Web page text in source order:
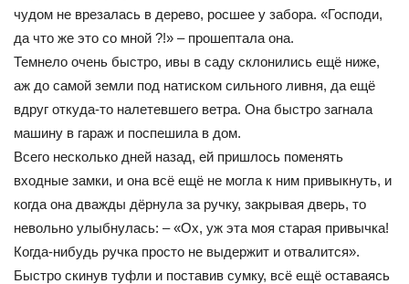
чудом не врезалась в дерево, росшее у забора. «Господи,
да что же это со мной ?!» – прошептала она.
Темнело очень быстро, ивы в саду склонились ещё ниже,
аж до самой земли под натиском сильного ливня, да ещё
вдруг откуда-то налетевшего ветра. Она быстро загнала
машину в гараж и поспешила в дом.
Всего несколько дней назад, ей пришлось поменять
входные замки, и она всё ещё не могла к ним привыкнуть, и
когда она дважды дёрнула за ручку, закрывая дверь, то
невольно улыбнулась: – «Ох, уж эта моя старая привычка!
Когда-нибудь ручка просто не выдержит и отвалится».
Быстро скинув туфли и поставив сумку, всё ещё оставаясь